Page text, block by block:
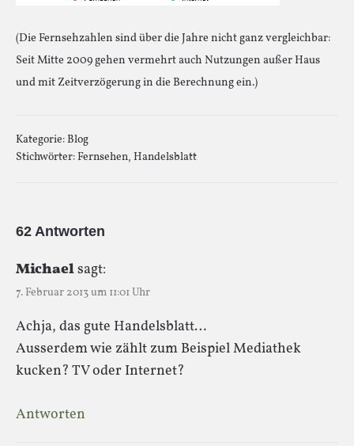
(Die Fernsehzahlen sind über die Jahre nicht ganz vergleichbar:
Seit Mitte 2009 gehen vermehrt auch Nutzungen außer Haus
und mit Zeitverzögerung in die Berechnung ein.)
Kategorie:Blog
Stichwörter:Fernsehen, Handelsblatt
62 Antworten
Michaelsagt:
7. Februar 2013 um 11:01 Uhr
Achja, das gute Handelsblatt…
Ausserdem wie zählt zum Beispiel Mediathek
kucken? TV oder Internet?
Antworten